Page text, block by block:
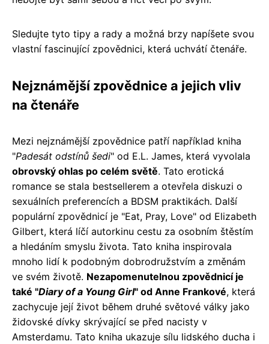
Sledujte tyto tipy a rady a možná brzy napíšete svou
vlastní fascinující zpovědnici, která uchvátí čtenáře.
Nejznámější zpovědnice a jejich vliv
na čtenáře
Mezi nejznámější zpovědnice patří například kniha
"Padesát odstínů šedi" od E.L. James, která vyvolala
obrovský ohlas po celém světě. Tato erotická
romance se stala bestsellerem a otevřela diskuzi o
sexuálních preferencích a BDSM praktikách. Další
populární zpovědnicí je "Eat, Pray, Love" od Elizabeth
Gilbert, která líčí autorkinu cestu za osobním štěstím
a hledáním smyslu života. Tato kniha inspirovala
mnoho lidí k podobným dobrodružstvím a změnám
ve svém životě. Nezapomenutelnou zpovědnicí je
také "Diary of a Young Girl" od Anne Frankové, která
zachycuje její život během druhé světové války jako
židovské dívky skrývající se před nacisty v
Amsterdamu. Tato kniha ukazuje sílu lidského ducha i